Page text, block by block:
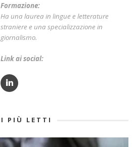
Formazione:
Ha una laurea in lingue e letterature
straniere e una specializzazione in
giornalismo.
Link ai social:
I PIÙ LETTI